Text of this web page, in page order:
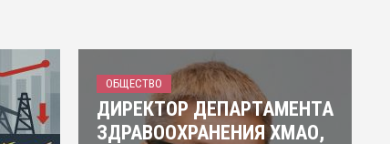
ОБЩЕСТВО
ДИРЕКТОР ДЕПАРТАМЕНТА
ЗДРАВООХРАНЕНИЯ ХМАО,